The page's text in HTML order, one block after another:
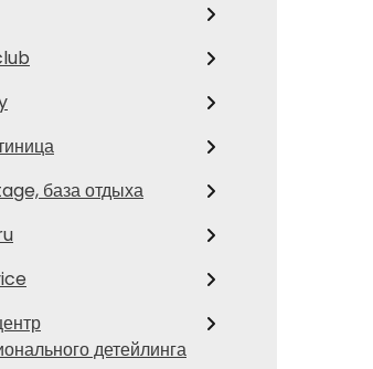
база отдыха
детейлинга